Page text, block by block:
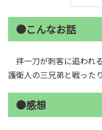
●こんなお話
拝一刀が刺客に追われ
護衛人の三兄弟と戦った
●感想